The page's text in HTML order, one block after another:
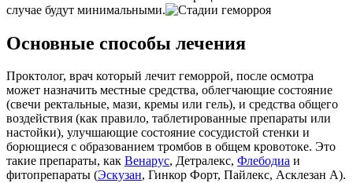
случае будут минимальными.
Основные способы лечения
Проктолог, врач который лечит геморрой, после осмотра
может назначить местные средства, облегчающие состояние
(свечи ректальные, мази, кремы или гель), и средства общего
воздействия (как правило, таблетированные препараты или
настойки), улучшающие состояние сосудистой стенки и
борющиеся с образованием тромбов в общем кровотоке. Это
такие препараты, как Венарус, Детралекс, Флебодиа и
фитопрепараты (Эскузан, Гинкор Форт, Пайлекс, Асклезан А).